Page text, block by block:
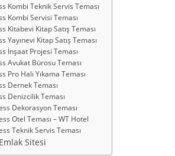
Kombi Teknik Servis Teması
Kombi Servisi Teması
Kitabevi Kitap Satış Teması
Yayınevi Kitap Satış Teması
İnşaat Projesi Teması
Avukat Bürosu Teması
Pro Halı Yıkama Teması
Dernek Teması
Denizcilik Teması
Dekorasyon Teması
Otel Teması – WT Hotel
Teknik Servis Teması
Sitesi